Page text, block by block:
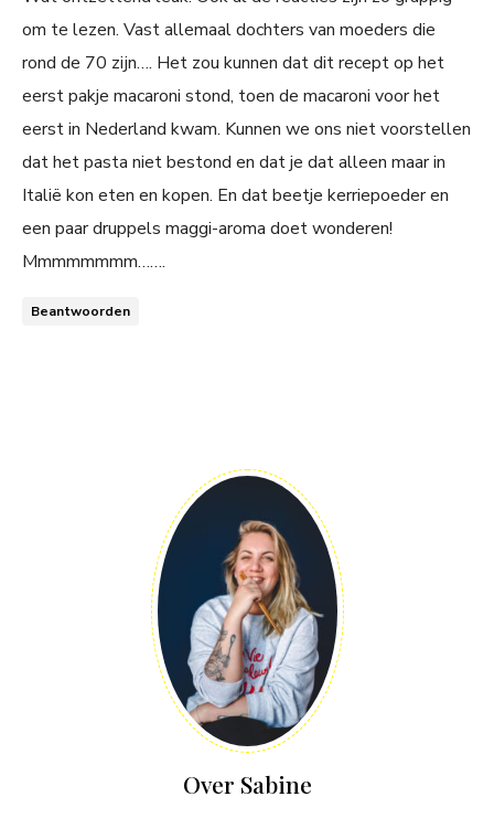
om te lezen. Vast allemaal dochters van moeders die
rond de 70 zijn…. Het zou kunnen dat dit recept op het
eerst pakje macaroni stond, toen de macaroni voor het
eerst in Nederland kwam. Kunnen we ons niet voorstellen
dat het pasta niet bestond en dat je dat alleen maar in
Italië kon eten en kopen. En dat beetje kerriepoeder en
een paar druppels maggi-aroma doet wonderen!
Mmmmmmmm…….
Beantwoorden
Over Sabine